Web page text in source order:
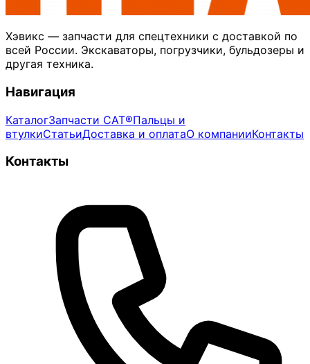
Хэвикс — запчасти для спецтехники с доставкой по
всей России. Экскаваторы, погрузчики, бульдозеры и
другая техника.
Навигация
КаталогЗапчасти CAT®Пальцы и
втулкиСтатьиДоставка и оплатаО компанииКонтакты
Контакты